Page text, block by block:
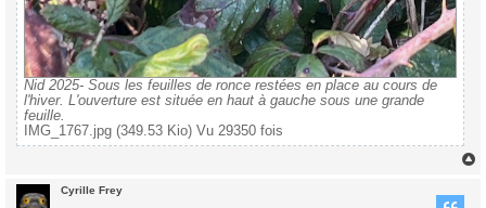
Nid 2025- Sous les feuilles de ronce restées en place au cours de
l'hiver. L'ouverture est située en haut à gauche sous une grande
feuille.
IMG_1767.jpg (349.53 Kio) Vu 29350 fois
Cyrille Frey